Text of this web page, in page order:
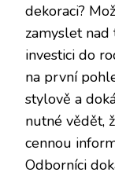
dekoraci?
zamyslet
investici do
na první
stylově a
nutné vědět,
cennou
Odborníci